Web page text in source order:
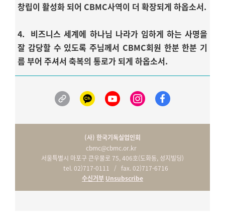
창립이 활성화 되어 CBMC사역이 더 확장되게 하옵소서.
4. 비즈니스 세계에 하나님 나라가 임하게 하는 사명을
잘 감당할 수 있도록 주님께서 CBMC회원 한분 한분 기
름 부어 주셔서 축복의 통로가 되게 하옵소서.
(사) 한국기독실업인회
cbmc@cbmc.or.kr
서울특별시 마포구 큰우물로 75, 406호(도화동, 성지빌딩)
tel. 02)717-0111 / fax. 02)717-6716
수신거부 Unsubscribe